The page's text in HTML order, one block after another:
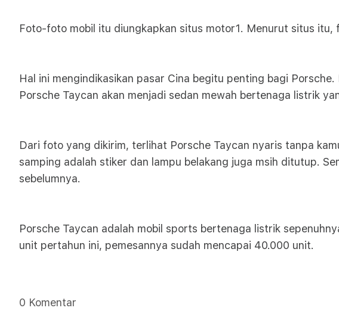
Foto-foto mobil itu diungkapkan situs motor1. Menurut situs
Hal ini mengindikasikan pasar Cina begitu penting bagi
Porsche Taycan akan menjadi sedan mewah bertenaga listrik
Dari foto yang dikirim, terlihat Porsche Taycan nyaris tanpa
samping adalah stiker dan lampu belakang juga msih ditutup.
sebelumnya.
Porsche Taycan adalah mobil sports bertenaga listrik
unit pertahun ini, pemesannya sudah mencapai 40.000 unit.
0 Komentar